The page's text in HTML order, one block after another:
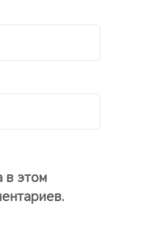
в этом